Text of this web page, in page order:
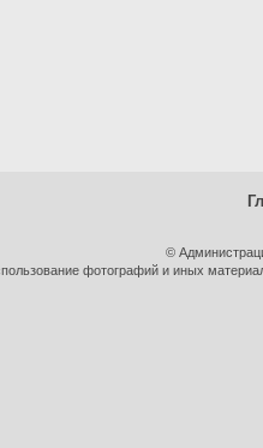
©
фотографий и иных